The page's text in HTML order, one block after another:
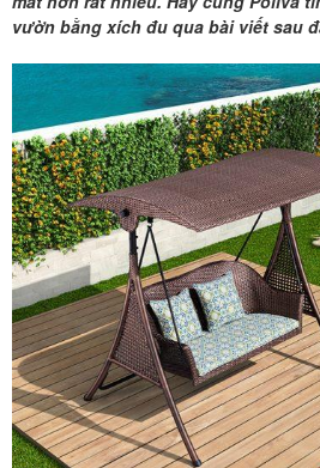
vườn bằng xích đu qua bài viết sau